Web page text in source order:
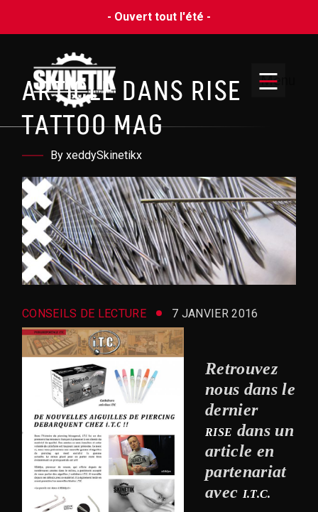
- Ouvert tout l'été -
Menu
ARTICLE DANS RISE
TATTOO MAG
By xeddySkinetikx
CONSEILS DE LECTURE 7 JANVIER 2016
Retrouvez
nous dans le
dernier
RISE dans un
article en
partenariat
avec I.T.C.